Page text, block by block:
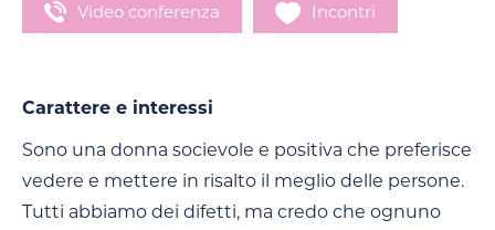
Video conferenza Incontri
Carattere e interessi
Sono una donna socievole e positiva che preferisce
vedere e mettere in risalto il meglio delle persone.
Tutti abbiamo dei difetti, ma credo che ognuno